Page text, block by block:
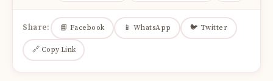
Share: 📘 Facebook 📱 WhatsApp 🐦 Twitter
🔗 Copy Link